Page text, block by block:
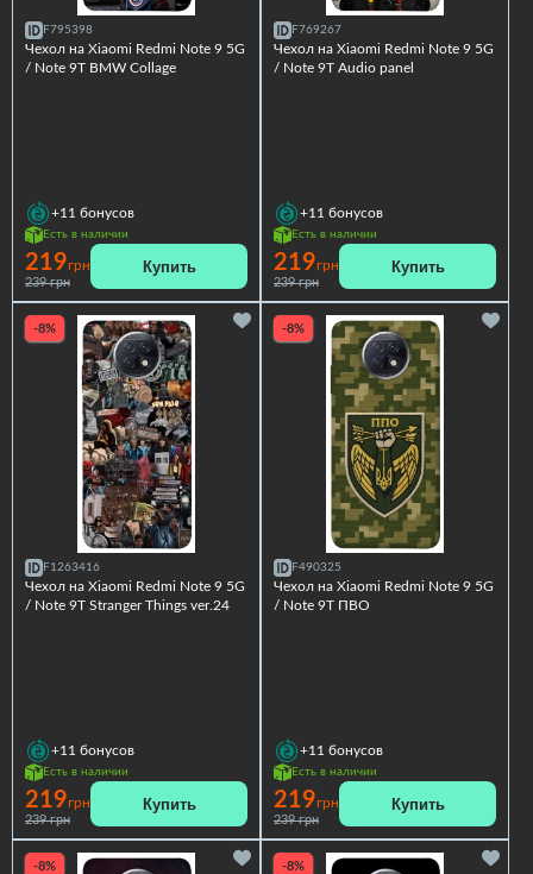
F795398
Чехол на Xiaomi Redmi Note 9 5G
/ Note 9T BMW Collage
+11 бонусов
Есть в наличии
219грн
239 грн
Купить
F769267
Чехол на Xiaomi Redmi Note 9 5G
/ Note 9T Audio panel
+11 бонусов
Есть в наличии
219грн
239 грн
Купить
-8%
F1263416
Чехол на Xiaomi Redmi Note 9 5G
/ Note 9T Stranger Things ver.24
+11 бонусов
Есть в наличии
219грн
239 грн
Купить
-8%
F490325
Чехол на Xiaomi Redmi Note 9 5G
/ Note 9T ПВО
+11 бонусов
Есть в наличии
219грн
239 грн
Купить
-8% -8%